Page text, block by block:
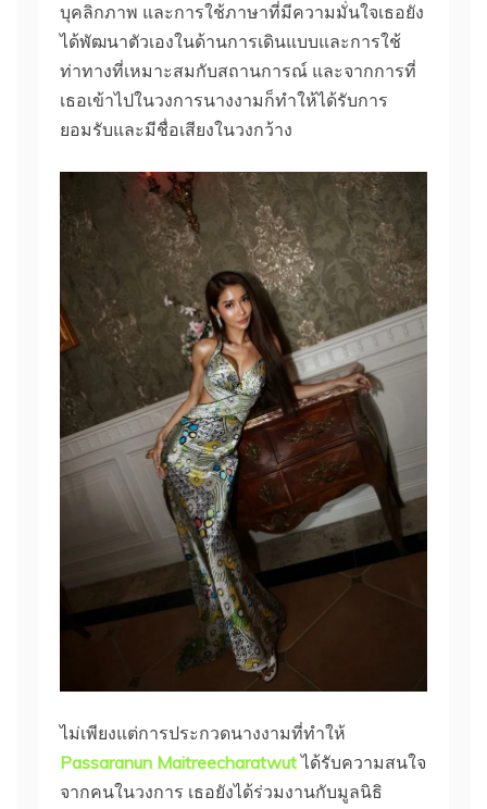
บุคลิกภาพ และการใช้ภาษาที่มีความมั่นใจเธอยัง
ได้พัฒนาตัวเองในด้านการเดินแบบและการใช้
ท่าทางที่เหมาะสมกับสถานการณ์ และจากการที่
เธอเข้าไปในวงการนางงามก็ทำให้ได้รับการ
ยอมรับและมีชื่อเสียงในวงกว้าง
ไม่เพียงแต่การประกวดนางงามที่ทำให้
Passaranun Maitreecharatwutได้รับความสนใจ
จากคนในวงการ เธอยังได้ร่วมงานกับมูลนิธิ